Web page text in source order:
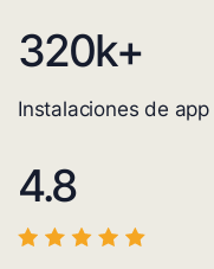
320k+
Instalaciones de
4.8